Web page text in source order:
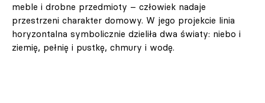
meble i drobne przedmioty – człowiek nadaje
przestrzeni charakter domowy. W jego projekcie linia
horyzontalna symbolicznie dzieliła dwa światy: niebo i
ziemię, pełnię i pustkę, chmury i wodę.